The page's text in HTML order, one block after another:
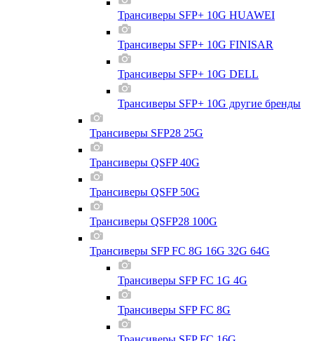
Трансиверы SFP+ 10G HUAWEI
Трансиверы SFP+ 10G FINISAR
Трансиверы SFP+ 10G DELL
Трансиверы SFP+ 10G другие бренды
Трансиверы SFP28 25G
Трансиверы QSFP 40G
Трансиверы QSFP 50G
Трансиверы QSFP28 100G
Трансиверы SFP FC 8G 16G 32G 64G
Трансиверы SFP FC 1G 4G
Трансиверы SFP FC 8G